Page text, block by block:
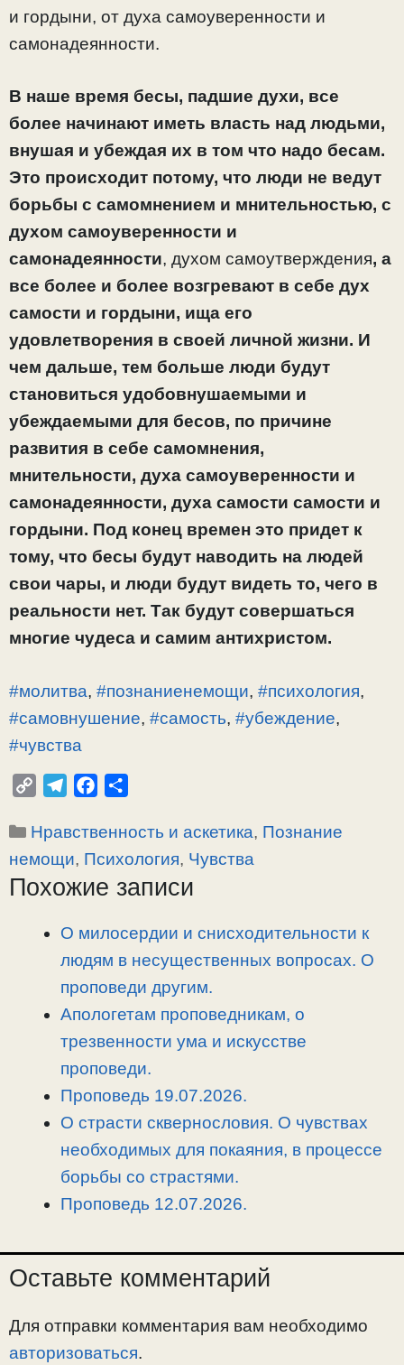
и гордыни, от духа самоуверенности и
самонадеянности.
В наше время бесы, падшие духи, все
более начинают иметь власть над людьми,
внушая и убеждая их в том что надо бесам.
Это происходит потому, что люди не ведут
борьбы с самомнением и мнительностью, с
духом самоуверенности и
самонадеянности, духом самоутверждения, а
все более и более возгревают в себе дух
самости и гордыни, ища его
удовлетворения в своей личной жизни. И
чем дальше, тем больше люди будут
становиться удобовнушаемыми и
убеждаемыми для бесов, по причине
развития в себе самомнения,
мнительности, духа самоуверенности и
самонадеянности, духа самости самости и
гордыни. Под конец времен это придет к
тому, что бесы будут наводить на людей
свои чары, и люди будут видеть то, чего в
реальности нет. Так будут совершаться
многие чудеса и самим антихристом.
#молитва, #познаниенемощи, #психология,
#самовнушение, #самость, #убеждение,
#чувства
p
y
L
l
e
g
a
c
e
b
п
р
а
Рубрики
Нравственность и аскетика, Познание
немощи, Психология, Чувства
Похожие записи
О милосердии и снисходительности к
людям в несущественных вопросах. О
проповеди другим.
Апологетам проповедникам, о
трезвенности ума и искусстве
проповеди.
Проповедь 19.07.2026.
О страсти сквернословия. О чувствах
необходимых для покаяния, в процессе
борьбы со страстями.
Проповедь 12.07.2026.
Оставьте комментарий
Для отправки комментария вам необходимо
авторизоваться.